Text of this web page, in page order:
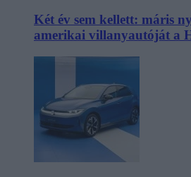
Két év sem kellett: máris
amerikai villanyautóját a